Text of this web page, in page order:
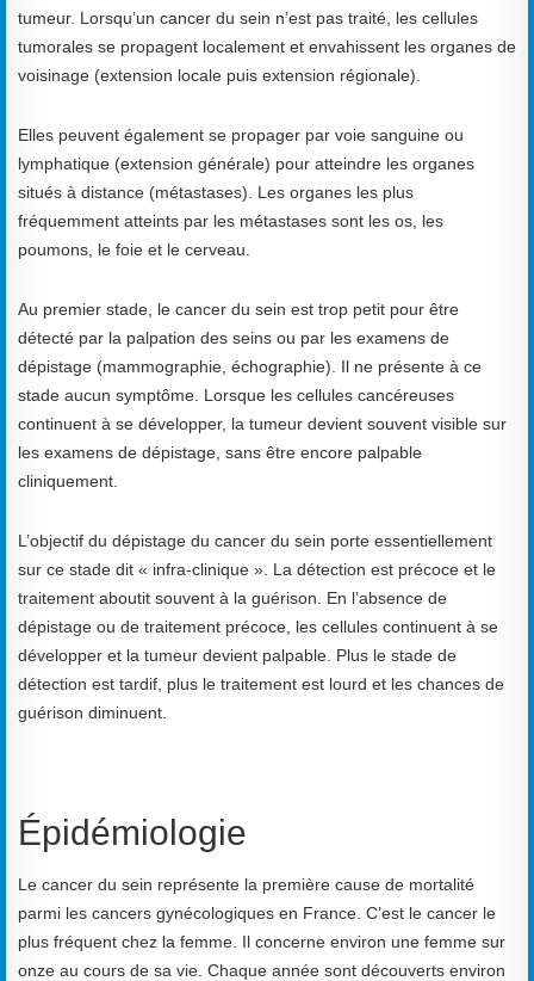
tumeur. Lorsqu’un cancer du sein n’est pas traité, les cellules
tumorales se propagent localement et envahissent les organes de
voisinage (extension locale puis extension régionale).
Elles peuvent également se propager par voie sanguine ou
lymphatique (extension générale) pour atteindre les organes
situés à distance (métastases). Les organes les plus
fréquemment atteints par les métastases sont les os, les
poumons, le foie et le cerveau.
Au premier stade, le cancer du sein est trop petit pour être
détecté par la palpation des seins ou par les examens de
dépistage (mammographie, échographie). Il ne présente à ce
stade aucun symptôme. Lorsque les cellules cancéreuses
continuent à se développer, la tumeur devient souvent visible sur
les examens de dépistage, sans être encore palpable
cliniquement.
L’objectif du dépistage du cancer du sein porte essentiellement
sur ce stade dit « infra-clinique ». La détection est précoce et le
traitement aboutit souvent à la guérison. En l’absence de
dépistage ou de traitement précoce, les cellules continuent à se
développer et la tumeur devient palpable. Plus le stade de
détection est tardif, plus le traitement est lourd et les chances de
guérison diminuent.
Épidémiologie
Le cancer du sein représente la première cause de mortalité
parmi les cancers gynécologiques en France. C’est le cancer le
plus fréquent chez la femme. Il concerne environ une femme sur
onze au cours de sa vie. Chaque année sont découverts environ